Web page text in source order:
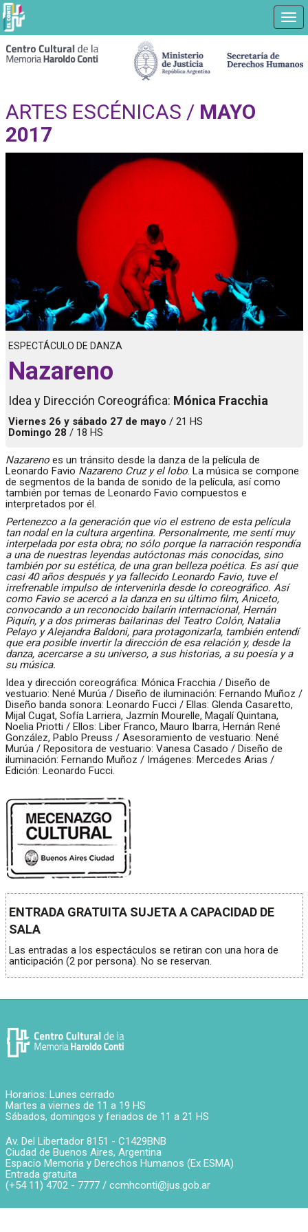
ARTES ESCÉNICAS / MAYO
2017
ESPECTÁCULO DE DANZA
Nazareno
Idea y Dirección Coreográfica: Mónica Fracchia
Viernes 26 y sábado 27 de mayo / 21 HS
Domingo 28 / 18 HS
Nazareno es un tránsito desde la danza de la película de
Leonardo Favio Nazareno Cruz y el lobo. La música se compone
de segmentos de la banda de sonido de la película, así como
también por temas de Leonardo Favio compuestos e
interpretados por él.
Pertenezco a la generación que vio el estreno de esta película
tan nodal en la cultura argentina. Personalmente, me sentí muy
interpelada por esta obra; no sólo porque la narración respondía
a una de nuestras leyendas autóctonas más conocidas, sino
también por su estética, de una gran belleza poética. Es así que
casi 40 años después y ya fallecido Leonardo Favio, tuve el
irrefrenable impulso de intervenirla desde lo coreográfico. Así
como Favio se acercó a la danza en su último film, Aniceto,
convocando a un reconocido bailarín internacional, Hernán
Piquín, y a dos primeras bailarinas del Teatro Colón, Natalia
Pelayo y Alejandra Baldoni, para protagonizarla, también entendí
que era posible invertir la dirección de esa relación y, desde la
danza, acercarse a su universo, a sus historias, a su poesía y a
su música.
Idea y dirección coreográfica: Mónica Fracchia / Diseño de
vestuario: Nené Murúa / Diseño de iluminación: Fernando Muñoz /
Diseño banda sonora: Leonardo Fucci / Ellas: Glenda Casaretto,
Mijal Cugat, Sofía Larriera, Jazmín Mourelle, Magalí Quintana,
Noelia Priotti / Ellos: Liber Franco, Mauro Ibarra, Hernán René
González, Pablo Preuss / Asesoramiento de vestuario: Nené
Murúa / Repositora de vestuario: Vanesa Casado / Diseño de
iluminación: Fernando Muñoz / Imágenes: Mercedes Arias /
Edición: Leonardo Fucci.
ENTRADA GRATUITA SUJETA A CAPACIDAD DE
SALA
Las entradas a los espectáculos se retiran con una hora de
anticipación (2 por persona). No se reservan.
Horarios: Lunes cerrado
Martes a viernes de 11 a 19 HS
Sábados, domingos y feriados de 11 a 21 HS
Av. Del Libertador 8151 - C1429BNB
Ciudad de Buenos Aires, Argentina
Espacio Memoria y Derechos Humanos (Ex ESMA)
Entrada gratuita
(+54 11) 4702 - 7777 / ccmhconti@jus.gob.ar